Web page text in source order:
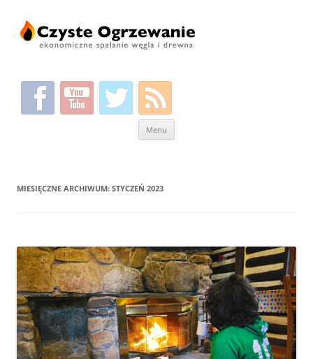
Menu
MIESIĘCZNE ARCHIWUM: STYCZEŃ 2023